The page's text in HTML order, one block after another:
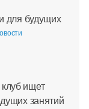
для будущих